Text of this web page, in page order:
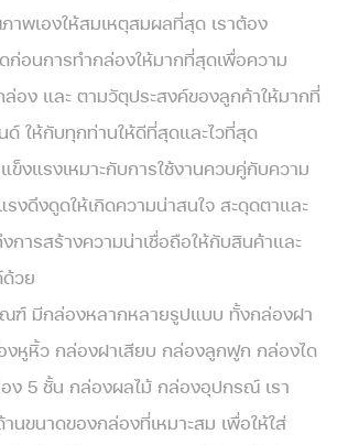
พเองให้สมเหตุสมผลที่สุด เราต้อง
ก่อนการทำกล่องให้มากที่สุดเพื่อความ
อง และ ตามวัตุประสงค์ของลูกค้าให้มากที่
ให้กับทุกท่านให้ดีที่สุดและไวที่สุด
ข็งแรงเหมาะกับการใช้งานควบคู่กับความ
งดึงดูดให้เกิดความน่าสนใจ สะดุดตาและ
การสร้างความน่าเชื่อถือให้กับสินค้าและ
วย
ฑ์ มีกล่องหลากหลายรูปแบบ ทั้งกล่องฝา
หูหิ้ว กล่องฝาเสียบ กล่องลูกฟูก กล่องได
ง 5 ชั้น กล่องผลไม้ กล่องอุปกรณ์ เรา
นขนาดของกล่องที่เหมาะสม เพื่อให้ใส่